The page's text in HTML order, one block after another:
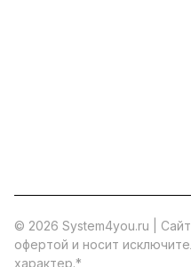
© 2026 System4you.ru |
офертой и носит
характер.*